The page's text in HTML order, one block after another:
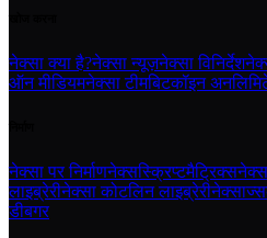
नेक्सा क्या है?नेक्सा न्यूज़नेक्सा विनिर्देश
ऑन मीडियमनेक्सा टीमबिटकॉइन
नेक्सा पर निर्माणनेक्सस्क्रिप्टमैट्रिक्स
लाइब्रेरीनेक्सा कोटलिन लाइब्रेरीनेक्साज्स
डीबगर